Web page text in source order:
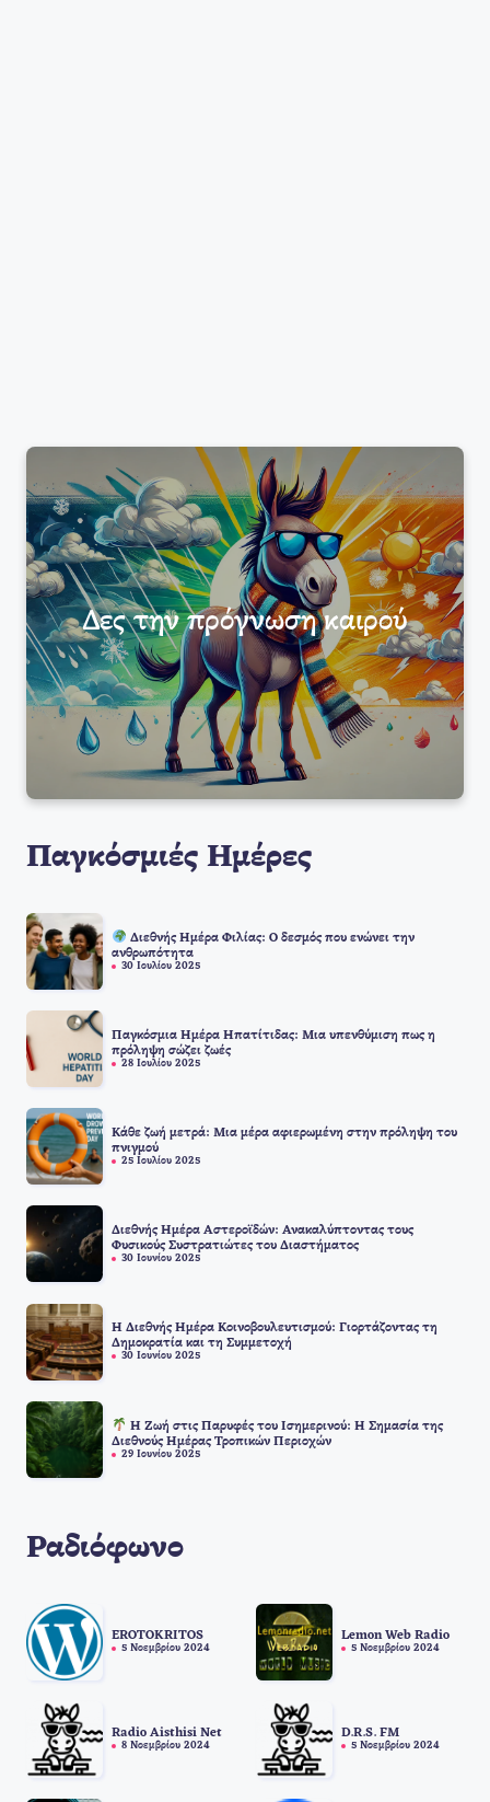
Δες την πρόγνωση καιρού
Παγκόσμιές Ημέρες
Διεθνής Ημέρα Φιλίας: Ο δεσμός που ενώνει την
ανθρωπότητα
30 Ιουλίου 2025
Παγκόσμια Ημέρα Ηπατίτιδας: Μια υπενθύμιση πως η
πρόληψη σώζει ζωές
28 Ιουλίου 2025
Κάθε ζωή μετρά: Μια μέρα αφιερωμένη στην πρόληψη του
πνιγμού
25 Ιουλίου 2025
Διεθνής Ημέρα Αστεροϊδών: Ανακαλύπτοντας τους
Φυσικούς Συστρατιώτες του Διαστήματος
30 Ιουνίου 2025
Η Διεθνής Ημέρα Κοινοβουλευτισμού: Γιορτάζοντας τη
Δημοκρατία και τη Συμμετοχή
30 Ιουνίου 2025
Η Ζωή στις Παρυφές του Ισημερινού: Η Σημασία της
Διεθνούς Ημέρας Τροπικών Περιοχών
29 Ιουνίου 2025
Ραδιόφωνο
EROTOKRITOS
5 Νοεμβρίου 2024
Lemon Web Radio
5 Νοεμβρίου 2024
Radio Aisthisi Net
8 Νοεμβρίου 2024
D.R.S. FM
5 Νοεμβρίου 2024